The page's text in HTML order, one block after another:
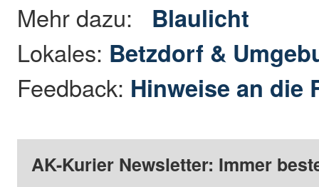
Mehr dazu: Blaulicht
Lokales: Betzdorf &
Feedback: Hinweise an die
AK-Kurier Newsletter: Immer